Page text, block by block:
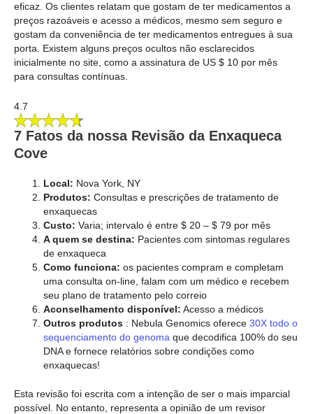
eficaz. Os clientes relatam que gostam de ter medicamentos a
preços razoáveis e acesso a médicos, mesmo sem seguro e
gostam da conveniência de ter medicamentos entregues à sua
porta. Existem alguns preços ocultos não esclarecidos
inicialmente no site, como a assinatura de US $ 10 por mês
para consultas contínuas.
4.7
7 Fatos da nossa Revisão da Enxaqueca
Cove
Local: Nova York, NY
Produtos: Consultas e prescrições de tratamento de
enxaquecas
Custo: Varia; intervalo é entre $ 20 – $ 79 por mês
A quem se destina: Pacientes com sintomas regulares
de enxaqueca
Como funciona: os pacientes compram e completam
uma consulta on-line, falam com um médico e recebem
seu plano de tratamento pelo correio
Aconselhamento disponível: Acesso a médicos
Outros produtos : Nebula Genomics oferece 30X todo o
sequenciamento do genoma que decodifica 100% do seu
DNA e fornece relatórios sobre condições como
enxaquecas!
Esta revisão foi escrita com a intenção de ser o mais imparcial
possível. No entanto, representa a opinião de um revisor